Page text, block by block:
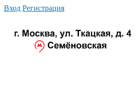
Вход Регистрация